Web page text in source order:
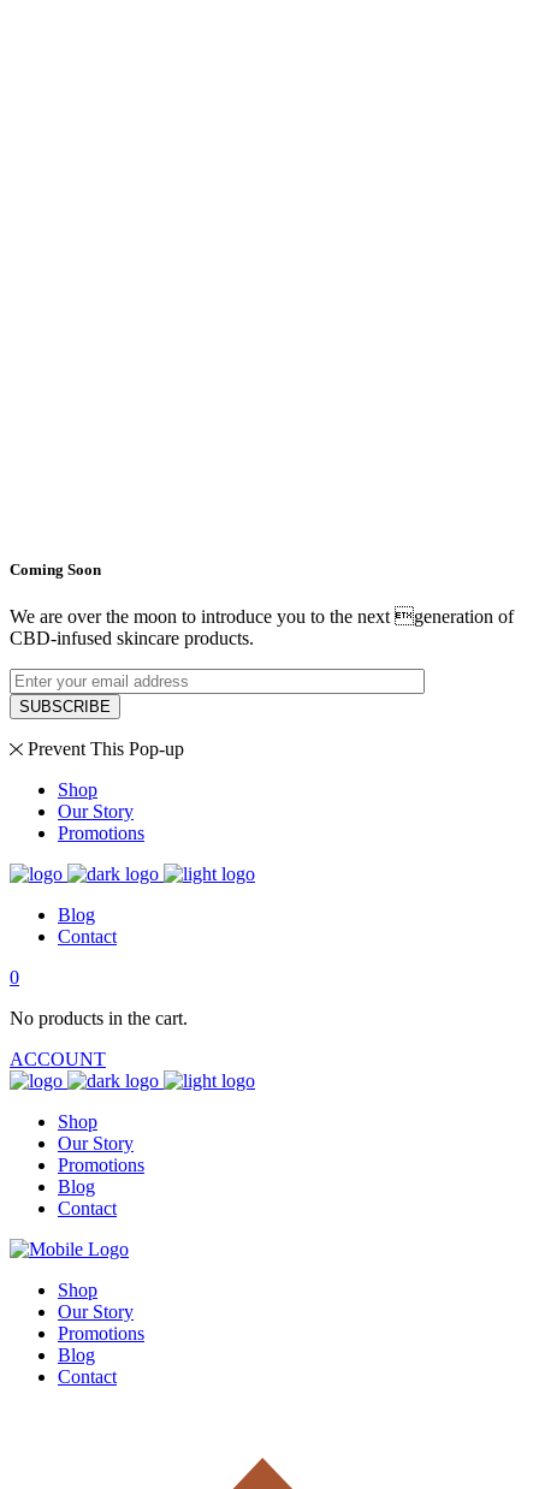
Coming Soon
We are over the moon to introduce you to the next generation of
CBD-infused skincare products.
SUBSCRIBE
Prevent This Pop-up
Shop
Our Story
Promotions
Blog
Contact
0
No products in the cart.
ACCOUNT
Shop
Our Story
Promotions
Blog
Contact
Shop
Our Story
Promotions
Blog
Contact